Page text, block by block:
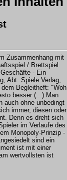
Zusammenhang mit
/ Brettspiel
- Ein
Abt. Spiele Verlag,
Begleitheft: "Wohl
besser (...) Man
auch ohne unbedingt
immer, diesen oder
Denn es dreht sich
im Verlaufe des
Monopoly-Prinzip -
sind ein
ist mit einer
wertvollsten ist